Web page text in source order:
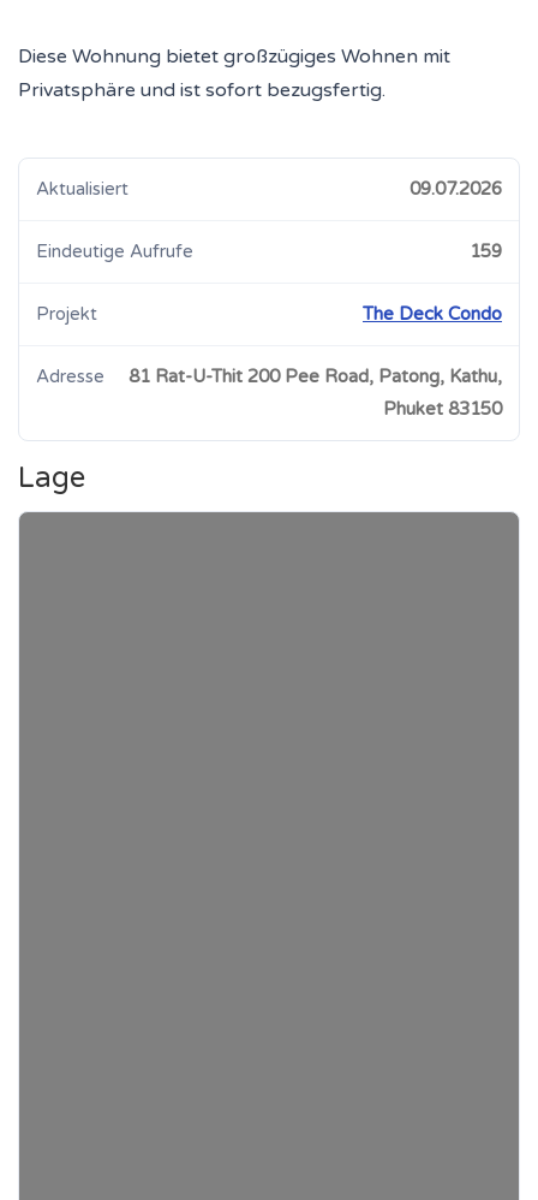
Diese Wohnung bietet großzügiges Wohnen mit
Privatsphäre und ist sofort bezugsfertig.
Aktualisiert 09.07.2026
Eindeutige Aufrufe 159
Projekt The Deck Condo
Adresse
81 Rat-U-Thit 200 Pee Road, Patong, Kathu,
Phuket 83150
Lage